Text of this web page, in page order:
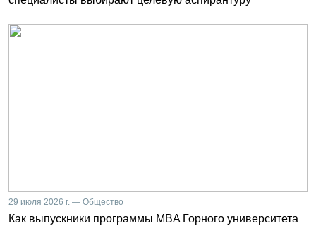
29 июля 2026 г. — Общество
Как выпускники программы MBA Горного университета